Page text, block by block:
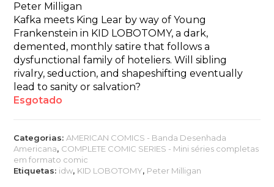
Peter Milligan
Kafka meets King Lear by way of Young
Frankenstein in KID LOBOTOMY, a dark,
demented, monthly satire that follows a
dysfunctional family of hoteliers. Will sibling
rivalry, seduction, and shapeshifting eventually
lead to sanity or salvation?
Esgotado
Categorias:AMERICAN COMICS - Banda Desenhada
Americana, COMPLETE COMIC SERIES - Mini séries completas
em formato comic
Etiquetas: idw, KID LOBOTOMY, Peter Milligan